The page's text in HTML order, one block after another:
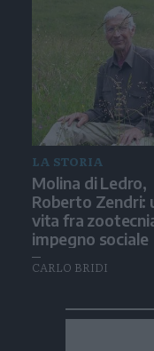
LA STORIA
Molina di Ledro,
Roberto Zendri:
vita fra
impegno sociale
CARLO BRIDI